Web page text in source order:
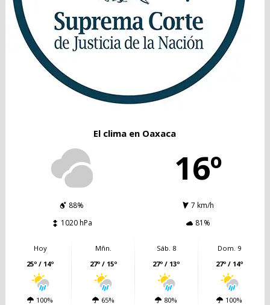
El clima en Oaxaca
16º
88%
7 km/h
1020 hPa
81%
Hoy
25º / 14º
100%
Mñn.
27º / 15º
65%
Sáb. 8
27º / 13º
80%
Dom. 9
27º / 14º
100%